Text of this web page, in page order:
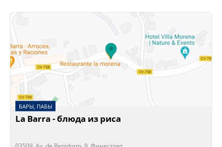
БАРЫ, ПАБЫ
La Barra - блюда из риса